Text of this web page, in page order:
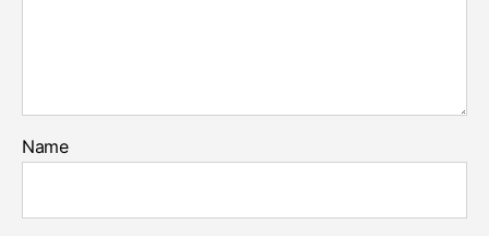
Name